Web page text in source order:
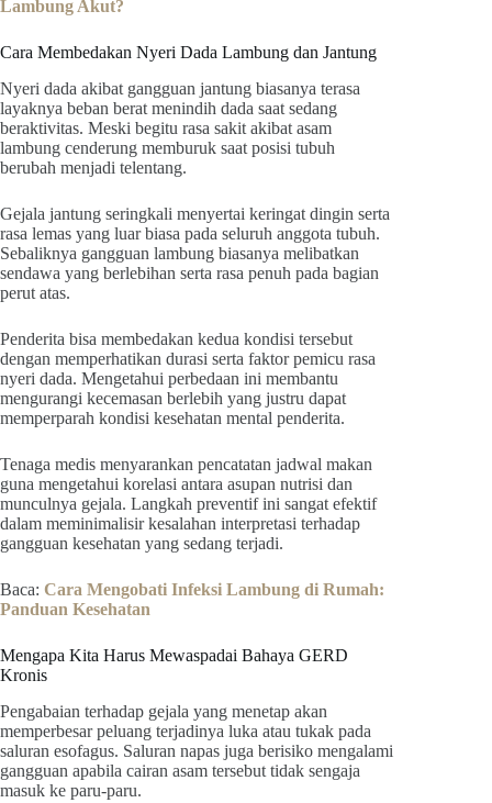
Lambung Akut?
Cara Membedakan Nyeri Dada Lambung dan Jantung
Nyeri dada akibat gangguan jantung biasanya terasa
layaknya beban berat menindih dada saat sedang
beraktivitas. Meski begitu rasa sakit akibat asam
lambung cenderung memburuk saat posisi tubuh
berubah menjadi telentang.
Gejala jantung seringkali menyertai keringat dingin serta
rasa lemas yang luar biasa pada seluruh anggota tubuh.
Sebaliknya gangguan lambung biasanya melibatkan
sendawa yang berlebihan serta rasa penuh pada bagian
perut atas.
Penderita bisa membedakan kedua kondisi tersebut
dengan memperhatikan durasi serta faktor pemicu rasa
nyeri dada. Mengetahui perbedaan ini membantu
mengurangi kecemasan berlebih yang justru dapat
memperparah kondisi kesehatan mental penderita.
Tenaga medis menyarankan pencatatan jadwal makan
guna mengetahui korelasi antara asupan nutrisi dan
munculnya gejala. Langkah preventif ini sangat efektif
dalam meminimalisir kesalahan interpretasi terhadap
gangguan kesehatan yang sedang terjadi.
Baca: Cara Mengobati Infeksi Lambung di Rumah:
Panduan Kesehatan
Mengapa Kita Harus Mewaspadai Bahaya GERD
Kronis
Pengabaian terhadap gejala yang menetap akan
memperbesar peluang terjadinya luka atau tukak pada
saluran esofagus. Saluran napas juga berisiko mengalami
gangguan apabila cairan asam tersebut tidak sengaja
masuk ke paru-paru.